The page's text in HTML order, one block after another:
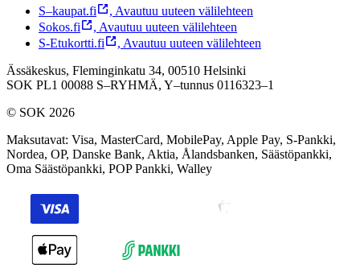
S–kaupat.fi , Avautuu uuteen välilehteen
Sokos.fi
, Avautuu uuteen välilehteen
S-Etukortti.fi
, Avautuu uuteen välilehteen
Ässäkeskus, Fleminginkatu 34, 00510 Helsinki
SOK PL1 00088 S–RYHMÄ, Y–tunnus 0116323–1
© SOK 2026
Maksutavat: Visa, MasterCard, MobilePay, Apple Pay, S-Pankki,
Nordea, OP, Danske Bank, Aktia, Ålandsbanken, Säästöpankki,
Oma Säästöpankki, POP Pankki, Walley